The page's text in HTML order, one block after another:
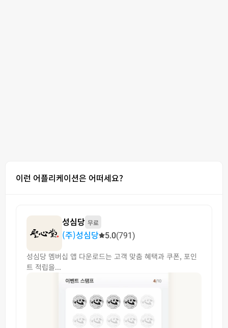
이런 어플리케이션은 어떠세요?
성심당 무료
(주)성심당 5.0(791)
성심당 멤버십 앱 다운로드는 고객 맞춤 혜택과 쿠폰, 포인
트 적립을...